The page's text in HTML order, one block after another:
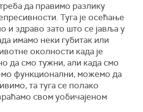
да правимо разлику
Туга је осећање
и здраво зато што се јавља у
имамо неки губитак или
околности када је
да смо тужни, али када смо
функционални, можемо да
та туга се полако
свом уобичајеном